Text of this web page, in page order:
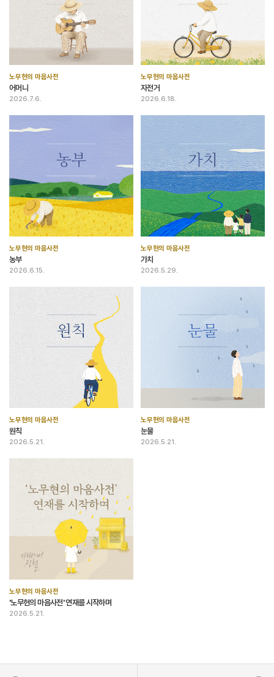
노무현의 마음사전
어머니
2026.7.6.
노무현의 마음사전
자전거
2026.6.18.
노무현의 마음사전
농부
2026.6.15.
노무현의 마음사전
가치
2026.5.29.
노무현의 마음사전
원칙
2026.5.21.
노무현의 마음사전
눈물
2026.5.21.
노무현의 마음사전
'노무현의 마음사전' 연재를 시작하며
2026.5.21.